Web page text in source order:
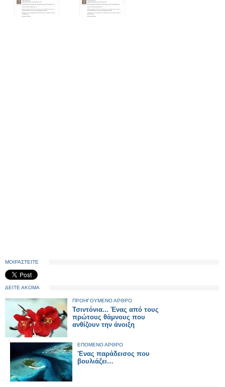
ΜΟΙΡΑΣΤΕΙΤΕ
ΔΕΙΤΕ ΑΚΟΜΑ
ΠΡΟΗΓΟΥΜΕΝΟ ΑΡΘΡΟ
Τσιντόνια... Ένας από τους
πρώτους θάμνους που
ανθίζουν την άνοιξη
ΕΠΟΜΕΝΟ ΑΡΘΡΟ
'Ενας παράδεισος που
βουλιάζει…